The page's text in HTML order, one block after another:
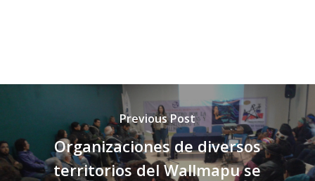
Previous Post
Organizaciones de diversos
territorios del Wallmapu se